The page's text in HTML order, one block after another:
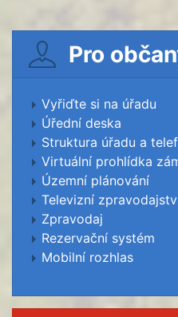
Pro
Vyřiďte si na úřadu
Úřední deska
Struktura úřadu a
Virtuální prohlídka
Územní plánování
Televizní
Zpravodaj
Rezervační systém
Mobilní rozhlas